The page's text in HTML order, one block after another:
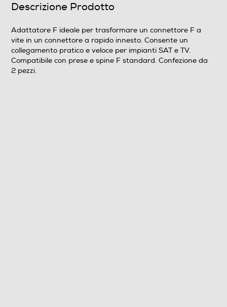
Descrizione Prodotto
Adattatore F ideale per trasformare un connettore F a
vite in un connettore a rapido innesto. Consente un
collegamento pratico e veloce per impianti SAT e TV.
Compatibile con prese e spine F standard. Confezione da
2 pezzi.